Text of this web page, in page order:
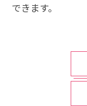
できます。